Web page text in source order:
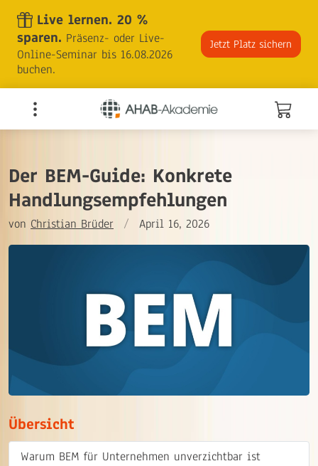
content
Live lernen. 20 %
sparen. Präsenz- oder Live-
Online-Seminar bis 16.08.2026
buchen.
Jetzt Platz sichern
Der BEM-Guide: Konkrete
Handlungsempfehlungen
von Christian Brüder / April 16, 2026
Übersicht
Warum BEM für Unternehmen unverzichtbar ist